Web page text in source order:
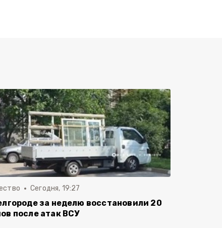
Сегодня, 19:27
за неделю восстановили 20
после атак ВСУ